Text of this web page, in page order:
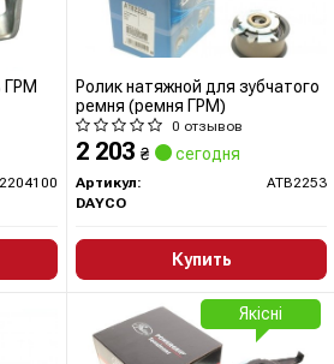
ГРМ
Ролик натяжной для зубчатого
ремня (ремня ГРМ)
0 отзывов
2 203 ₴ сегодня
Артикул:
ATB2253
DAYCO
Купить
Якісні